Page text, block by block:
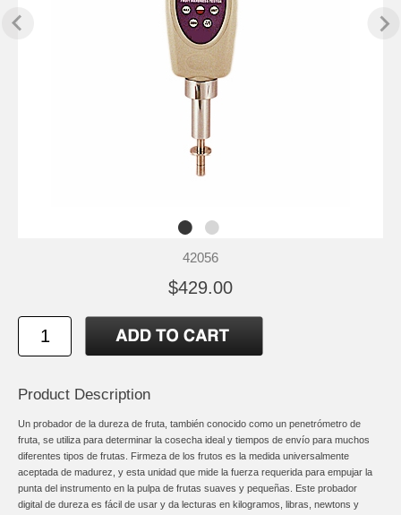
42056
$429.00
Product Description
Un probador de la dureza de fruta, también conocido como un penetrómetro de
fruta, se utiliza para determinar la cosecha ideal y tiempos de envío para muchos
diferentes tipos de frutas. Firmeza de los frutos es la medida universalmente
aceptada de madurez, y esta unidad que mide la fuerza requerida para empujar la
punta del instrumento en la pulpa de frutas suaves y pequeñas. Este probador
digital de dureza es fácil de usar y da lecturas en kilogramos, libras, newtons y